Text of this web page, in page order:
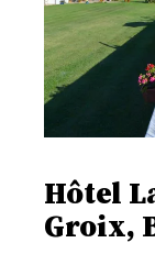
Hôtel
Groix,